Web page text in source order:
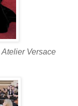
Atelier Versace